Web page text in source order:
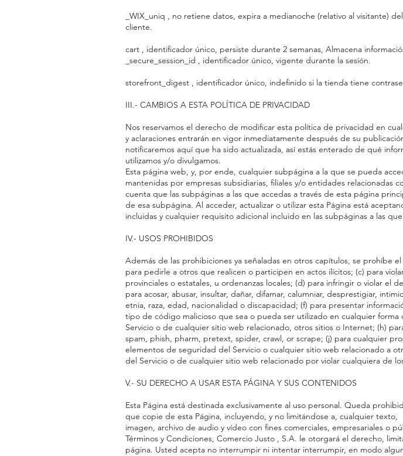
_WIX_uniq , no retiene datos, expira a medianoche (relativo al visitante)
cliente.
cart , identificador único, persiste durante 2 semanas, Almacena
_secure_session_id , identificador único, vigente durante la sesión.
storefront_digest , identificador único, indefinido si la tienda tiene
III.- CAMBIOS A ESTA POLÍTICA DE PRIVACIDAD
Nos reservamos el derecho de modificar esta política de privacidad en
y aclaraciones entrarán en vigor inmediatamente después de su
notificaremos aquí que ha sido actualizada, así estás enterado de qué
utilizamos y/o divulgamos.
Esta página web, y, por ende, cualquier subpágina a la que se pueda
mantenidas por empresas subsidiarias, filiales y/o entidades relacionadas
cuenta que las subpáginas a las que accedas a través de esta página
de esa subpágina. Al acceder, actualizar o utilizar esta Página está
incluidas y cualquier requisito adicional incluido en las subpáginas a las
IV.- USOS PROHIBIDOS
Además de las prohibiciones ya señaladas en otros capítulos, se prohíbe
para pedirle a otros que realicen o participen en actos ilícitos; (c) para
provinciales o estatales, u ordenanzas locales; (d) para infringir o violar
para acosar, abusar, insultar, dañar, difamar, calumniar, desprestigiar,
etnia, raza, edad, nacionalidad o discapacidad; (f) para presentar
tipo de código malicioso que sea o pueda ser utilizado en cualquier
Servicio o de cualquier sitio web relacionado, otros sitios o Internet; (h)
spam, phish, pharm, pretext, spider, crawl, or scrape; (j) para cualquier
elementos de seguridad del Servicio o cualquier sitio web relacionado a
del Servicio o de cualquier sitio web relacionado por violar cualquiera de
V.- SU DERECHO A USAR ESTA PÁGINA Y SUS CONTENIDOS
Esta Página está destinada exclusivamente al uso personal. Queda
que copie de esta Página, incluyendo, y no limitándose a, cualquier texto,
imagen, archivo de audio y vídeo con fines comerciales, empresariales o
Términos y Condiciones, Comercio Justo , S.A. le otorgará el derecho,
página. Usted acepta no interrumpir ni intentar interrumpir, en modo